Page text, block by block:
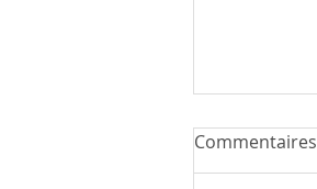
Commentaires